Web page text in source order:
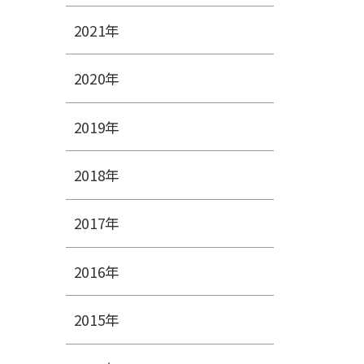
2021年
2020年
2019年
2018年
2017年
2016年
2015年